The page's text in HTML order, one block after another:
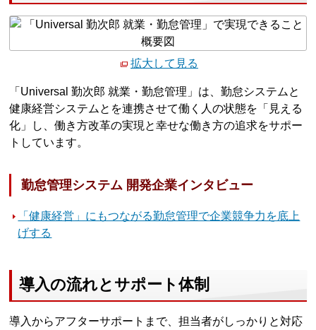
拡大して見る
「Universal 勤次郎 就業・勤怠管理」は、勤怠システムと
健康経営システムとを連携させて働く人の状態を「見える
化」し、働き方改革の実現と幸せな働き方の追求をサポー
トしています。
勤怠管理システム 開発企業インタビュー
「健康経営」にもつながる勤怠管理で企業競争力を底上
げする
導入の流れとサポート体制
導入からアフターサポートまで、担当者がしっかりと対応